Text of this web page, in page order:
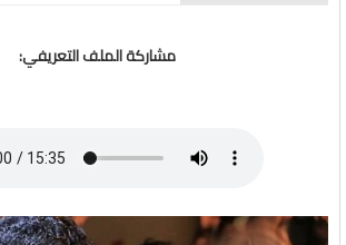
مشاركة الملف التعريفي: